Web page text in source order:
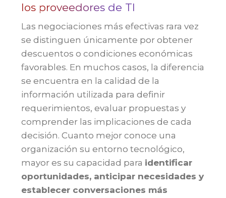
los proveedores de TI
Las negociaciones más efectivas rara vez
se distinguen únicamente por obtener
descuentos o condiciones económicas
favorables. En muchos casos, la diferencia
se encuentra en la calidad de la
información utilizada para definir
requerimientos, evaluar propuestas y
comprender las implicaciones de cada
decisión. Cuanto mejor conoce una
organización su entorno tecnológico,
mayor es su capacidad para identificar
oportunidades, anticipar necesidades y
establecer conversaciones más